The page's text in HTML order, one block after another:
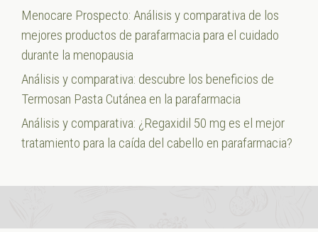
Menocare Prospecto: Análisis y comparativa de los
mejores productos de parafarmacia para el cuidado
durante la menopausia
Análisis y comparativa: descubre los beneficios de
Termosan Pasta Cutánea en la parafarmacia
Análisis y comparativa: ¿Regaxidil 50 mg es el mejor
tratamiento para la caída del cabello en parafarmacia?